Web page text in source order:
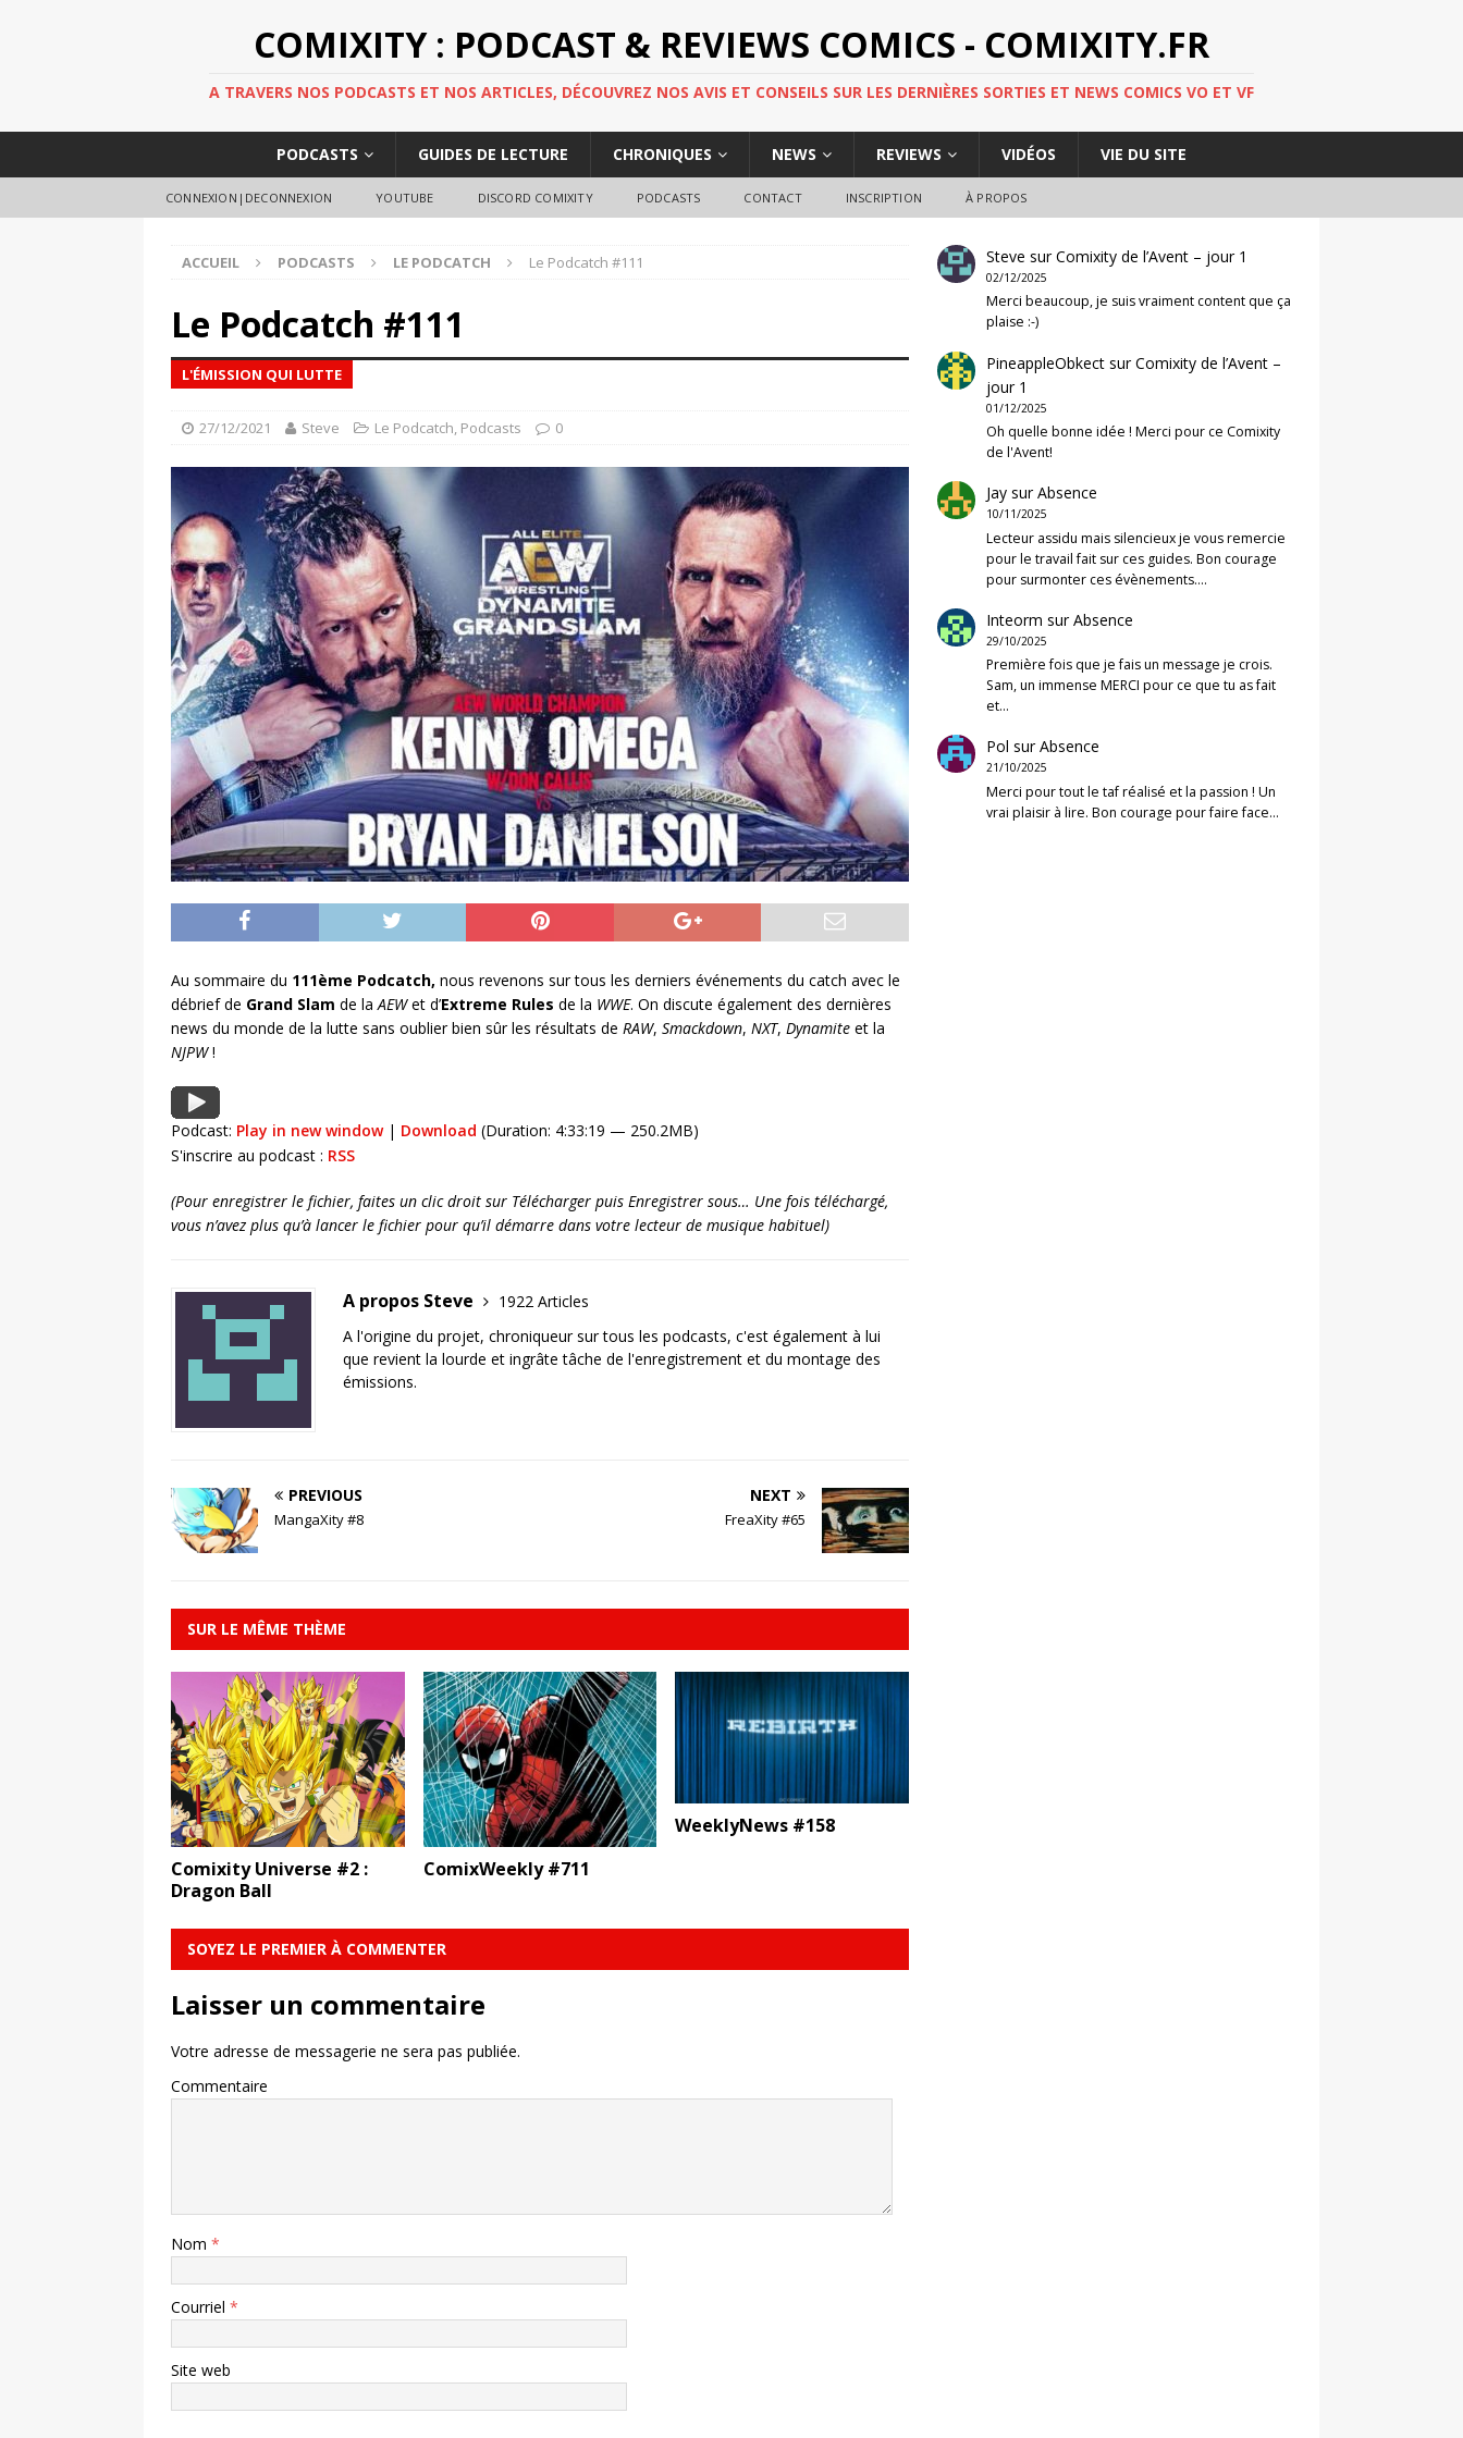
COMIXITY : PODCAST & REVIEWS COMICS - COMIXITY.FR
A TRAVERS NOS PODCASTS ET NOS ARTICLES, DÉCOUVREZ NOS AVIS ET CONSEILS SUR LES DERNIÈRES SORTIES ET NEWS COMICS VO ET VF
PODCASTS GUIDES DE LECTURE CHRONIQUES NEWS REVIEWS VIDÉOS VIE DU SITE
CONNEXION|DECONNEXION YOUTUBE DISCORD COMIXITY PODCASTS CONTACT INSCRIPTION À PROPOS
ACCUEIL PODCASTS LE PODCATCH Le Podcatch #111
Le Podcatch #111
L'ÉMISSION QUI LUTTE
27/12/2021 Steve Le Podcatch, Podcasts 0
Au sommaire du 111ème Podcatch, nous revenons sur tous les derniers événements du catch avec le
débrief de Grand Slam de laAEW et d’Extreme Rules de la WWE. On discute également des dernières
news du monde de la lutte sans oublier bien sûr les résultats de RAW, Smackdown, NXT, Dynamite et la
NJPW!
Podcast: Play in new window| Download (Duration: 4:33:19 — 250.2MB)
S'inscrire au podcast : RSS
(Pour enregistrer le fichier, faites un clic droit sur Télécharger puis Enregistrer sous… Une fois téléchargé,
vous n’avez plus qu’à lancer le fichier pour qu’il démarre dans votre lecteur de musique habituel)
A propos Steve
1922 Articles
A l'origine du projet, chroniqueur sur tous les podcasts, c'est également à lui
que revient la lourde et ingrâte tâche de l'enregistrement et du montage des
émissions.
PREVIOUS
MangaXity #8
NEXT
FreaXity #65
SUR LE MÊME THÈME
Comixity Universe #2 :
Dragon Ball
ComixWeekly #711
WeeklyNews #158
SOYEZ LE PREMIER À COMMENTER
Laisser un commentaire
Votre adresse de messagerie ne sera pas publiée.
Commentaire
Nom *
Courriel *
Site web
Steve surComixity de l’Avent – jour 1
02/12/2025
Merci beaucoup, je suis vraiment content que ça
plaise :-)
PineappleObkect surComixity de l’Avent –
jour 1
01/12/2025
Oh quelle bonne idée ! Merci pour ce Comixity
de l'Avent!
Jay surAbsence
10/11/2025
Lecteur assidu mais silencieux je vous remercie
pour le travail fait sur ces guides. Bon courage
pour surmonter ces évènements.…
Inteorm surAbsence
29/10/2025
Première fois que je fais un message je crois.
Sam, un immense MERCI pour ce que tu as fait
et…
Pol surAbsence
21/10/2025
Merci pour tout le taf réalisé et la passion ! Un
vrai plaisir à lire. Bon courage pour faire face…